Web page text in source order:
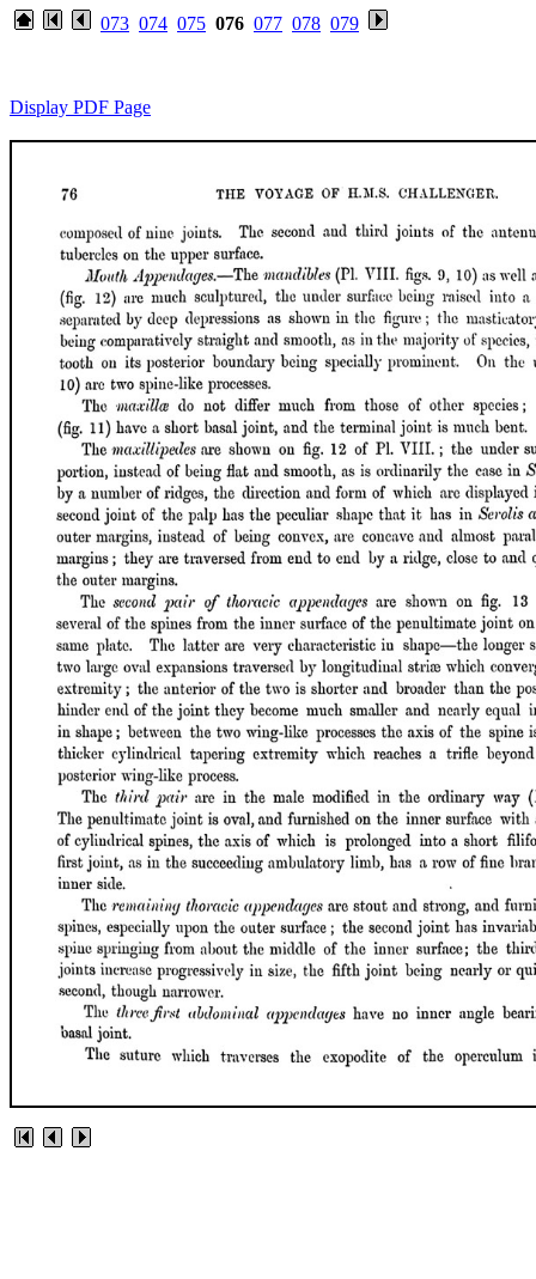
073 074 075 076 077 078 079
Display PDF Page